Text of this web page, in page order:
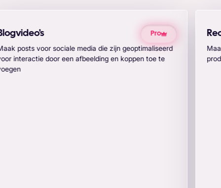
Reclamevideo's
Maak goed presterende, korte videoadvertenties voor
producten door slechts één afbeelding te uploaden